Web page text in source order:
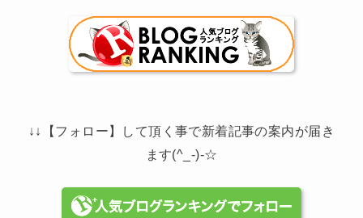
↓↓【フォロー】して頂く事で新着記事の案内が届き
ます(^_-)-☆